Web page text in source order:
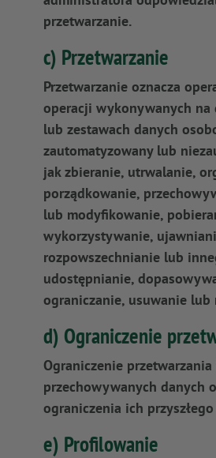
przetwarzanie.
c) Przetwarzanie
Przetwarzanie oznacza
operacji wykonywanych na
lub zestawach danych
zautomatyzowany lub
jak zbieranie, utrwalanie,
porządkowanie,
lub modyfikowanie,
wykorzystywanie,
rozpowszechnianie lub
udostępnianie,
ograniczanie, usuwanie lub
d) Ograniczenie
Ograniczenie
przechowywanych danych
ograniczenia ich
e) Profilowanie